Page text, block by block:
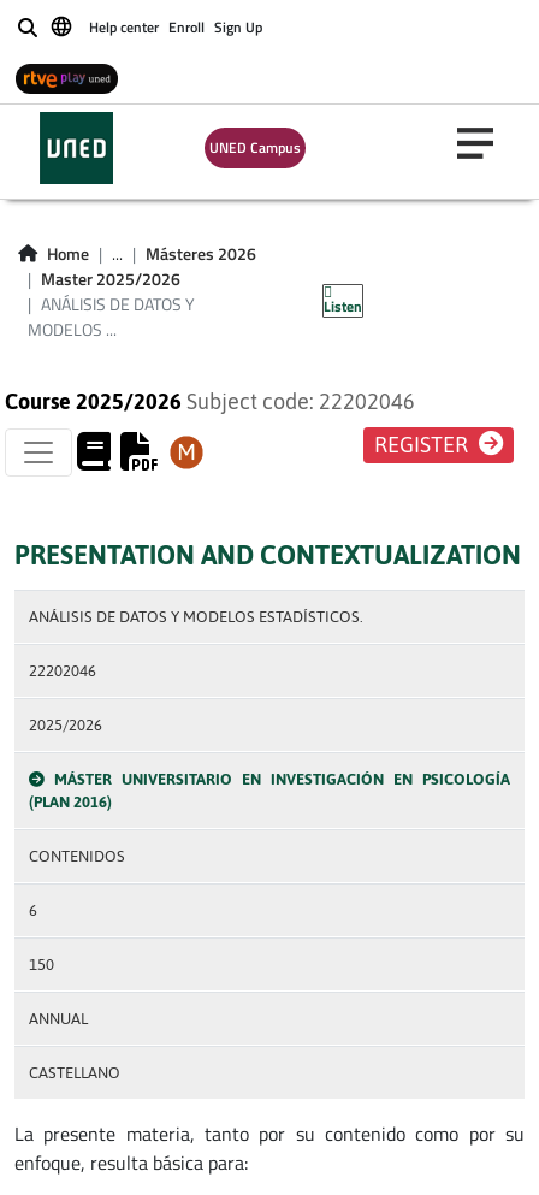
BuscarHelp center Enroll Sign Up
UNED Campus
Home ...
Másteres 2026
Master 2025/2026
ANÁLISIS DE DATOS Y
MODELOS ...
Listen
ANÁLISIS DE DATOS
Y MODELOS
ESTADÍSTICOS.
Course 2025/2026 Subject code: 22202046
REGISTER
PRESENTATION AND CONTEXTUALIZATION
ANÁLISIS DE DATOS Y MODELOS ESTADÍSTICOS.
22202046
2025/2026
MÁSTER UNIVERSITARIO EN INVESTIGACIÓN EN PSICOLOGÍA
(PLAN 2016)
CONTENIDOS
6
150
ANNUAL
CASTELLANO
La presente materia, tanto por su contenido como por su
enfoque, resulta básica para: